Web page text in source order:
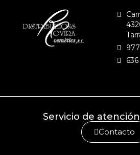
Servicio de
Contacto